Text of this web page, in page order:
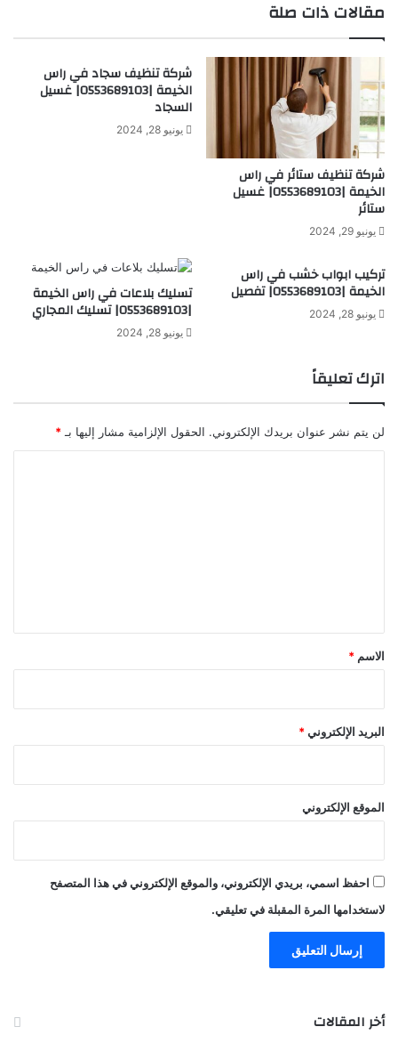
مقالات ذات صلة
شركة تنظيف ستائر في راس
الخيمة |0553689103| غسيل
ستائر
يونيو 29, 2024
شركة تنظيف سجاد في راس
الخيمة |0553689103| غسيل
السجاد
يونيو 28, 2024
تركيب ابواب خشب في راس
الخيمة |0553689103| تفصيل
يونيو 28, 2024
تسليك بلاعات في راس الخيمة
|0553689103| تسليك المجاري
يونيو 28, 2024
اترك تعليقاً
لن يتم نشر عنوان بريدك الإلكتروني. الحقول الإلزامية مشار إليها بـ *
*
الاسم *
البريد الإلكتروني *
الموقع الإلكتروني
احفظ اسمي، بريدي الإلكتروني، والموقع الإلكتروني في هذا المتصفح
لاستخدامها المرة المقبلة في تعليقي.
أخر المقالات